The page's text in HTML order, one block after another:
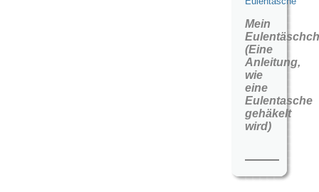
Mein
(Eine
Anleitung,
wie
eine
Eulentasche
gehäkelt
wird)